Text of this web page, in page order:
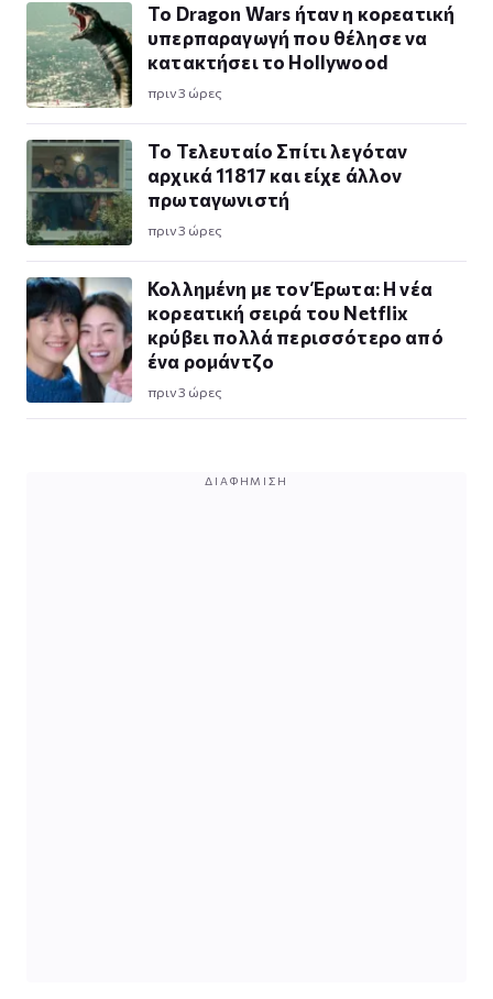
Το Dragon Wars ήταν η κορεατική
υπερπαραγωγή που θέλησε να
κατακτήσει το Hollywood
πριν 3 ώρες
Το Τελευταίο Σπίτι λεγόταν
αρχικά 11817 και είχε άλλον
πρωταγωνιστή
πριν 3 ώρες
Κολλημένη με τον Έρωτα: Η νέα
κορεατική σειρά του Netflix
κρύβει πολλά περισσότερο από
ένα ρομάντζο
πριν 3 ώρες
ΔΙΑΦΉΜΙΣΗ